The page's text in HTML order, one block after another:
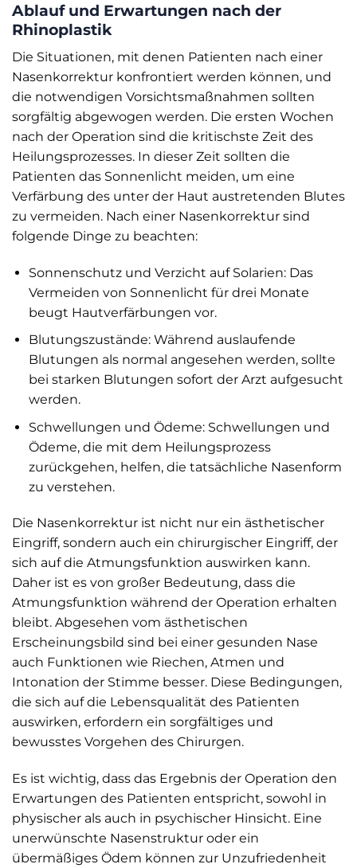
Ablauf und Erwartungen nach der
Rhinoplastik
Die Situationen, mit denen Patienten nach einer
Nasenkorrektur konfrontiert werden können, und
die notwendigen Vorsichtsmaßnahmen sollten
sorgfältig abgewogen werden. Die ersten Wochen
nach der Operation sind die kritischste Zeit des
Heilungsprozesses. In dieser Zeit sollten die
Patienten das Sonnenlicht meiden, um eine
Verfärbung des unter der Haut austretenden Blutes
zu vermeiden. Nach einer Nasenkorrektur sind
folgende Dinge zu beachten:
Sonnenschutz und Verzicht auf Solarien: Das
Vermeiden von Sonnenlicht für drei Monate
beugt Hautverfärbungen vor.
Blutungszustände: Während auslaufende
Blutungen als normal angesehen werden, sollte
bei starken Blutungen sofort der Arzt aufgesucht
werden.
Schwellungen und Ödeme: Schwellungen und
Ödeme, die mit dem Heilungsprozess
zurückgehen, helfen, die tatsächliche Nasenform
zu verstehen.
Die Nasenkorrektur ist nicht nur ein ästhetischer
Eingriff, sondern auch ein chirurgischer Eingriff, der
sich auf die Atmungsfunktion auswirken kann.
Daher ist es von großer Bedeutung, dass die
Atmungsfunktion während der Operation erhalten
bleibt. Abgesehen vom ästhetischen
Erscheinungsbild sind bei einer gesunden Nase
auch Funktionen wie Riechen, Atmen und
Intonation der Stimme besser. Diese Bedingungen,
die sich auf die Lebensqualität des Patienten
auswirken, erfordern ein sorgfältiges und
bewusstes Vorgehen des Chirurgen.
Es ist wichtig, dass das Ergebnis der Operation den
Erwartungen des Patienten entspricht, sowohl in
physischer als auch in psychischer Hinsicht. Eine
unerwünschte Nasenstruktur oder ein
übermäßiges Ödem können zur Unzufriedenheit